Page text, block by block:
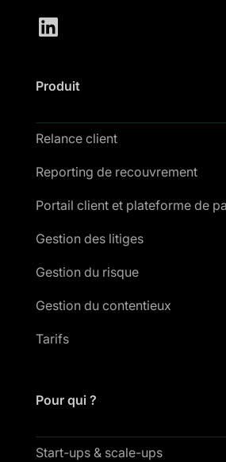
Produit
Relance client
Reporting de recouvrement
Portail client et plateforme de
Gestion des litiges
Gestion du risque
Gestion du contentieux
Tarifs
Pour qui ?
Start-ups & scale-ups